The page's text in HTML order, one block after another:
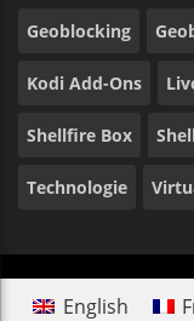
Geoblocking
Kodi Add-Ons
Shellfire Box
Technologie
English